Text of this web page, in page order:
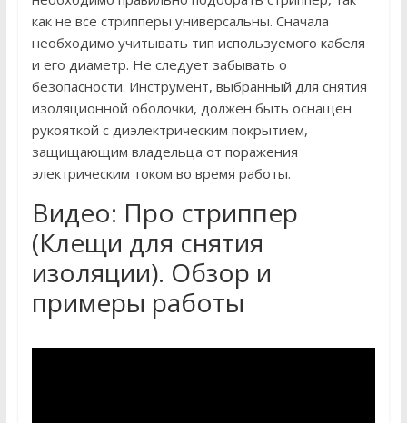
как не все стрипперы универсальны. Сначала
необходимо учитывать тип используемого кабеля
и его диаметр. Не следует забывать о
безопасности. Инструмент, выбранный для снятия
изоляционной оболочки, должен быть оснащен
рукояткой с диэлектрическим покрытием,
защищающим владельца от поражения
электрическим током во время работы.
Видео: Про стриппер
(Клещи для снятия
изоляции). Обзор и
примеры работы